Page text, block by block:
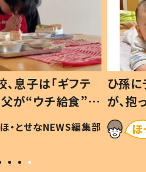
息子は「ギフテ
が“ウチ給食”を
とは #令和の親
ほ・とせなNEWS編集部
ひ孫
が、
「涙が
い」